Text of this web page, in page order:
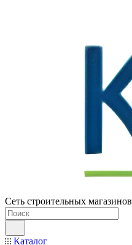
Сеть строительных магазинов
Каталог